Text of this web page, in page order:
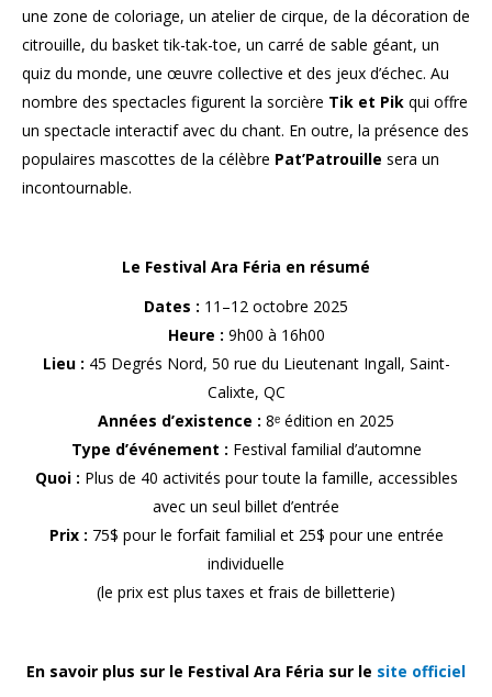
une zone de coloriage, un atelier de cirque, de la décoration de
citrouille, du basket tik-tak-toe, un carré de sable géant, un
quiz du monde, une œuvre collective et des jeux d’échec. Au
nombre des spectacles figurent la sorcière Tik et Pik qui offre
un spectacle interactif avec du chant. En outre, la présence des
populaires mascottes de la célèbre Pat’Patrouille sera un
incontournable.
Le Festival Ara Féria en résumé
Dates : 11–12 octobre 2025
Heure : 9h00 à 16h00
Lieu : 45 Degrés Nord, 50 rue du Lieutenant Ingall, Saint-
Calixte, QC
Années d’existence : 8ᵉ édition en 2025
Type d’événement : Festival familial d’automne
Quoi : Plus de 40 activités pour toute la famille, accessibles
avec un seul billet d’entrée
Prix : 75$ pour le forfait familial et 25$ pour une entrée
individuelle
(le prix est plus taxes et frais de billetterie)
En savoir plus sur le Festival Ara Féria sur le site officiel